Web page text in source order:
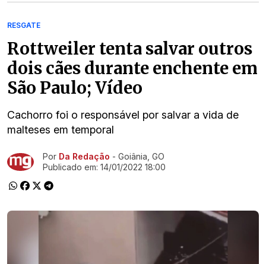
RESGATE
Rottweiler tenta salvar outros
dois cães durante enchente em
São Paulo; Vídeo
Cachorro foi o responsável por salvar a vida de
malteses em temporal
Ir direto pra matéria
Por Da Redação - Goiânia, GO
Publicado em: 14/01/2022 18:00